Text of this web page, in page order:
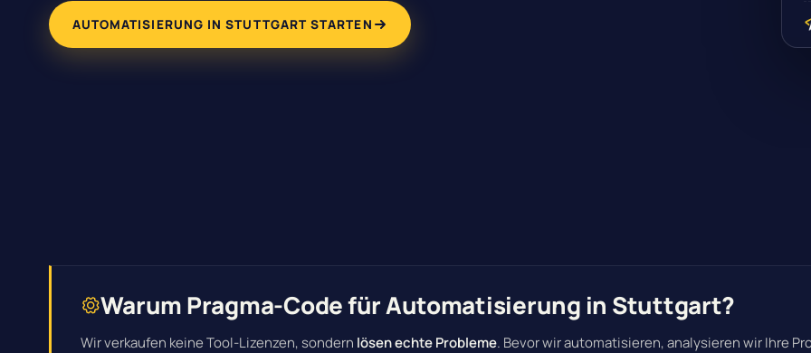
AUTOMATISIERUNG IN STUTTGART STARTEN
Warum Pragma-Code für Automatisierung in Stuttgart?
Wir verkaufen keine Tool-Lizenzen, sondern lösen echte Probleme. Bevor wir automatisieren, analysieren wir Ihre